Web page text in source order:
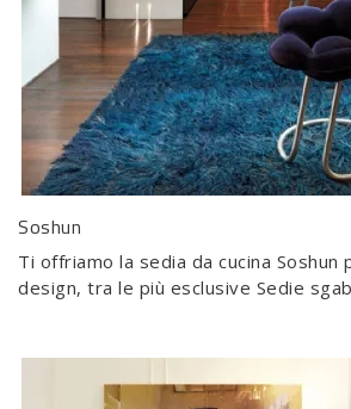
Soshun
Ti offriamo la sedia da cucina
design, tra le più esclusive Sedie